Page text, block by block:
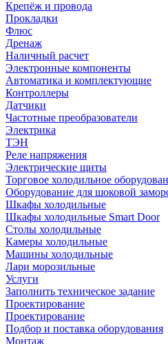
Крепёж и провода
Прокладки
Флюс
Дренаж
Наличный расчет
Электронные компоненты
Автоматика и комплектующие
Контроллеры
Датчики
Частотные преобразователи
Электрика
ТЭН
Реле напряжения
Электрические щиты
Торговое холодильное
Оборудование для шоковой
Шкафы холодильные
Шкафы холодильные Smart Door
Столы холодильные
Камеры холодильные
Машины холодильные
Лари морозильные
Услуги
Заполнить техническое задание
Проектирование
Проектирование
Подбор и поставка оборудования
Монтаж